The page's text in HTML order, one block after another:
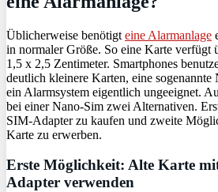
Üblicherweise benötigt eine Alarmanlage
in normaler Größe. So eine Karte verfügt
1,5 x 2,5 Zentimeter. Smartphones
deutlich kleinere Karten, eine
ein Alarmsystem eigentlich ungeeignet.
bei einer Nano-Sim zwei Alternativen.
SIM-Adapter zu kaufen und zweite
Karte zu erwerben.
Erste Möglichkeit: Alte Karte
Adapter verwenden